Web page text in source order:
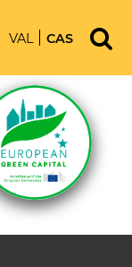
VAL CAS